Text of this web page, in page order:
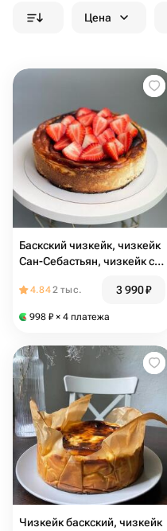
Цена
Баскский чизкейк, чизкейк
Сан-Себастьян, чизкейк со
на День матери для мамы
4.842 тыс. 3 990₽
998 ₽ × 4 платежа
Чизкейк баскский, чизкейк